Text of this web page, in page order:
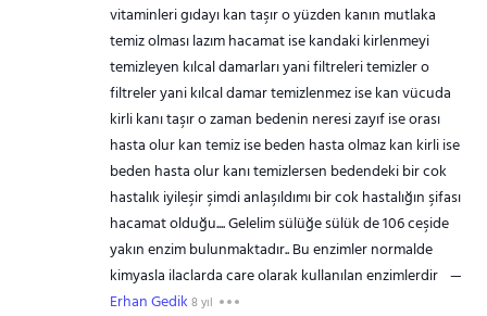
vitaminleri gıdayı kan taşır o yüzden kanın mutlaka
temiz olması lazım hacamat ise kandaki kirlenmeyi
temizleyen kılcal damarları yani filtreleri temizler o
filtreler yani kılcal damar temizlenmez ise kan vücuda
kirli kanı taşır o zaman bedenin neresi zayıf ise orası
hasta olur kan temiz ise beden hasta olmaz kan kirli ise
beden hasta olur kanı temizlersen bedendeki bir cok
hastalık iyileşir şimdi anlaşıldımı bir cok hastalığın şifası
hacamat olduğu.... Gelelim sülüğe sülük de 106 ceşide
yakın enzim bulunmaktadır.. Bu enzimler normalde
kimyasla ilaclarda care olarak kullanılan enzimlerdir
Erhan Gedik 8 yıl